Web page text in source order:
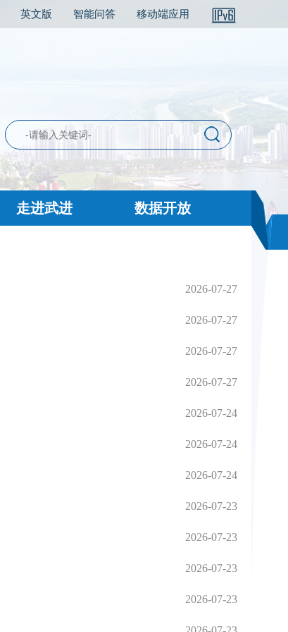
英文版 智能问答 移动端应用
走进武进 数据开放
2026-07-27
2026-07-27
2026-07-27
2026-07-27
2026-07-24
2026-07-24
2026-07-24
2026-07-23
2026-07-23
2026-07-23
2026-07-23